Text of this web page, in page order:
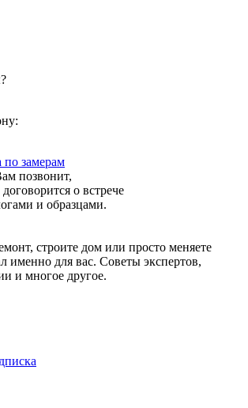
по замерам
позвонит,
о встрече
и образцами.
строите дом или просто меняете
именно для вас. Советы экспертов,
и многое другое.